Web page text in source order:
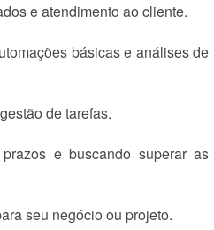
e atendimento ao cliente.
básicas e análises de
de tarefas.
e buscando superar as
seu negócio ou projeto.